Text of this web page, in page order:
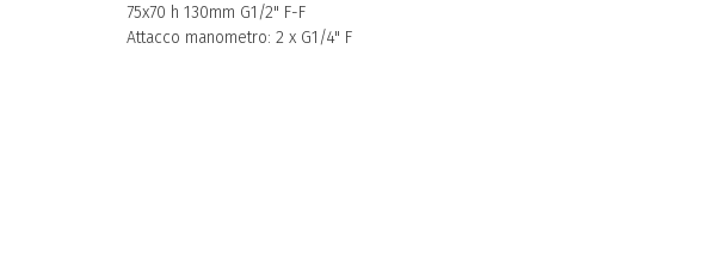
75x70 h 130mm G1/2" F-F
Attacco manometro: 2 x G1/4" F